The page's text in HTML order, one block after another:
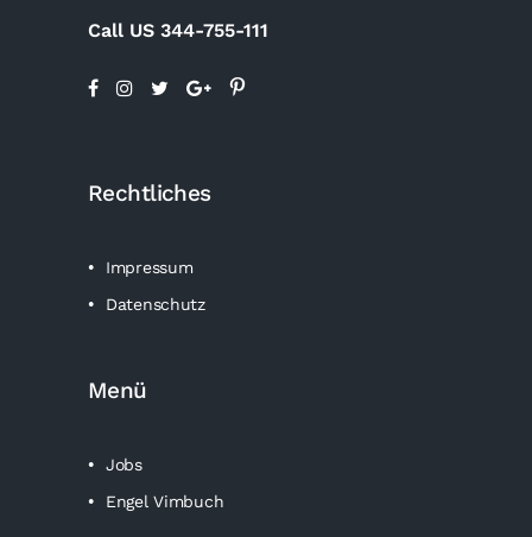
Call US 344-755-111
Rechtliches
Impressum
Datenschutz
Menü
Jobs
Engel Vimbuch